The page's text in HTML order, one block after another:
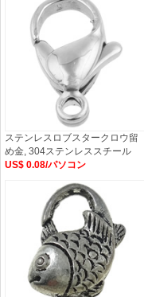
ステンレスロブスタークロウ留
め金, 304ステンレススチール
US$ 0.08/パソコン